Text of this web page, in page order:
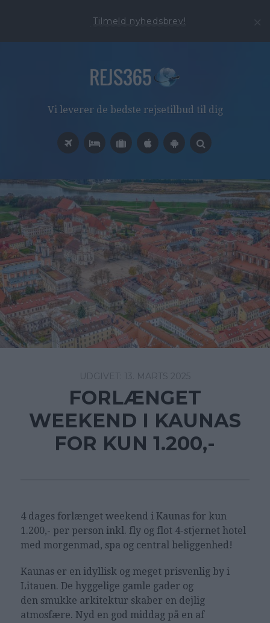
Tilmeld nyhedsbrev!
Vi leverer de bedste rejsetilbud til dig
13. MARTS 2025
FORLÆNGET
WEEKEND I KAUNAS
FOR KUN 1.200,-
4 dages forlænget weekend i Kaunas for kun
1.200,- per person inkl. fly og flot 4-stjernet hotel
med morgenmad, spa og central beliggenhed!
Kaunas er en idyllisk og meget prisvenlig by i
Litauen. De hyggelige gamle gader og
den smukke arkitektur skaber en dejlig
atmosfære. Nyd en god middag på en af